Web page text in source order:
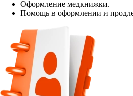
Оформление медкнижки.
Помощь в оформлении и